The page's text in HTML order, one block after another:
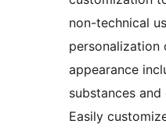
non-technical
personalization
appearance
substances
Easily